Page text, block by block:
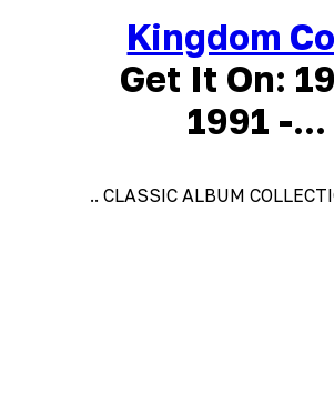
Kingdom
Get It On:
1991 -...
.. CLASSIC ALBUM